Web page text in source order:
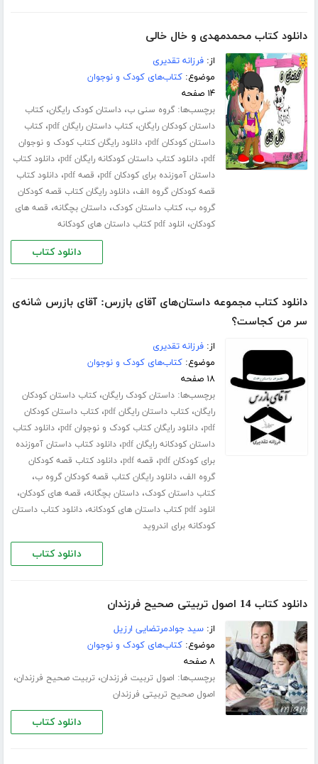
دانلود کتاب محمدمهدی و خال خالی
از:فرزانه تقدیری
موضوع:کتاب‌های کودک و نوجوان
۱۴ صفحه
برچسب‌ها:گروه سنی ب،داستان کودک رایگان،کتاب
داستان کودکان رایگان،کتاب داستان رایگان pdf ،کتاب
داستان کودکان pdf
،دانلود رایگان کتاب کودک و نوجوان
pdf،دانلود کتاب داستان کودکانه رایگان pdf ،دانلود کتاب
داستان آموزنده برای کودکان pdf
، قصه pdf ،دانلود کتاب
قصه کودکان گروه الف،دانلود رایگان کتاب قصه کودکان
گروه ب،کتاب داستان کودک،داستان بچگانه، قصه های
کودکان، انلود pdf کتاب داستان های کودکانه
دانلود کتاب
دانلود کتاب مجموعه داستان‌های آقای بازرس: آقای بازرس شانه‌ی
سر من کجاست؟
از:فرزانه تقدیری
موضوع:کتاب‌های کودک و نوجوان
۱۸ صفحه
برچسب‌ها:داستان کودک رایگان،کتاب داستان کودکان
رایگان،کتاب داستان رایگان pdf ،کتاب داستان کودکان
pdf،دانلود رایگان کتاب کودک و نوجوان pdf ،دانلود کتاب
داستان کودکانه رایگان pdf
،دانلود کتاب داستان آموزنده
برای کودکان pdf
، قصه pdf ،دانلود کتاب قصه کودکان
گروه الف،دانلود رایگان کتاب قصه کودکان گروه ب،
کتاب داستان کودک،داستان بچگانه، قصه های کودکان،
انلود pdf کتاب داستان های کودکانه ،دانلود کتاب داستان
کودکانه برای اندروید
دانلود کتاب
دانلود کتاب 14 اصول تربیتی صحیح فرزندان
از:سید جوادمرتضایی ارزیل
موضوع:کتاب‌های کودک و نوجوان
۸ صفحه
برچسب‌ها: اصول تربیت فرزندان، تربیت صحیح فرزندان،
اصول صحیح تربیتی فرزندان
دانلود کتاب